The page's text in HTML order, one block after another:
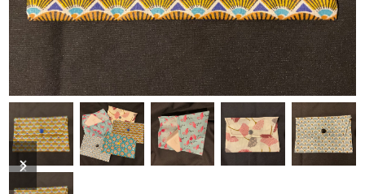
previous
slide
next
slide